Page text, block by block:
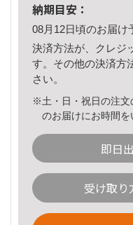
納期目安：
08月12日頃のお届け
決済方法が、クレジ
す。その他の決済方
さい。
※土・日・祝日の注文
のお届けにお時間を
即日
受け取り